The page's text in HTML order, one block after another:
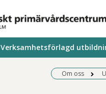
Verksamhetsförlagd
Om oss